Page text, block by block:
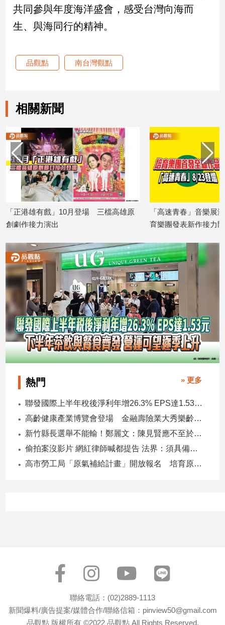
共同參與年度海洋盛會，感受台灣向海而
生、與海同行的精神。
品觀點 南台灣觀點
相關新聞
「正港雄有戲」10月登場 三檔高雄原
創劇作接力演出
「高速青春」音樂展
育樂團發表新作接力
熱門 » 更多
聯發國際上半年稅後淨利年增26.3% EPS達1.53元 下半年茶飲與餐食齊發 營運可望逐季上升
高齡健康產業博覽會登場 金融壽險業大秀樂齡金融服務！
新竹縣長選舉不能輸！鄭麗文：陳見賢應不至於親痛仇快
偷拍案沒影片 網紅律師喊都提告 法界：須具備侵權要件
高市勞工局「原氣補給計畫」開放報名 培育原民青年就業力與部落創新
聯絡電話：(02)2889-1113
新聞爆料/廣告提案/媒體合作/聯絡信箱：pinview50@gmail.com
品觀點 版權所有 ©2022 品觀點 All Rights Reserved.